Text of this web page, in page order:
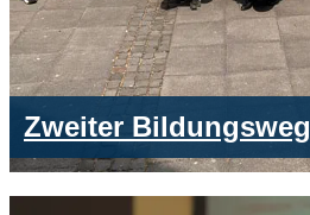
Zweiter Bildungsweg